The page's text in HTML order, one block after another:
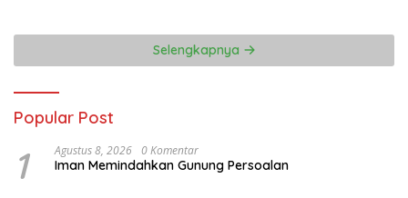
Selengkapnya
Popular Post
1 Agustus 8, 2026 0 Komentar
Iman Memindahkan Gunung Persoalan